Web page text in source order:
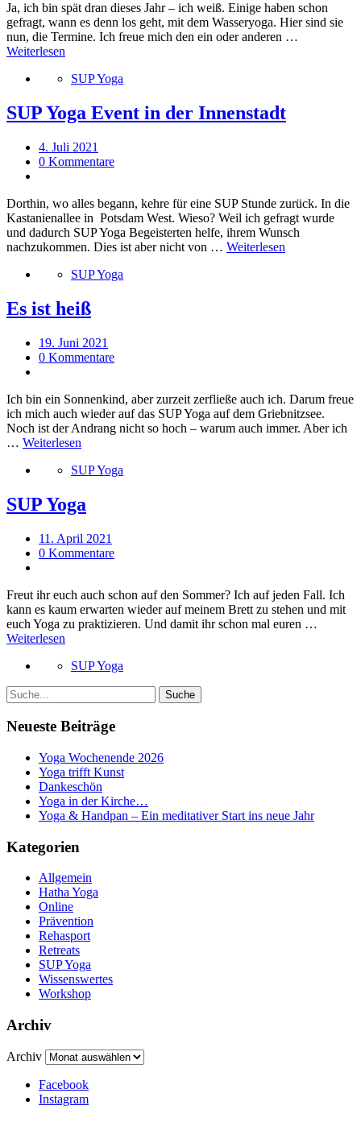
Ja, ich bin spät dran dieses Jahr – ich weiß. Einige haben schon
gefragt, wann es denn los geht, mit dem Wasseryoga. Hier sind sie
nun, die Termine. Ich freue mich den ein oder anderen …
Weiterlesen
SUP Yoga
SUP Yoga Event in der Innenstadt
4. Juli 2021
0 Kommentare
Dorthin, wo alles begann, kehre für eine SUP Stunde zurück. In die
Kastanienallee in Potsdam West. Wieso? Weil ich gefragt wurde
und dadurch SUP Yoga Begeisterten helfe, ihrem Wunsch
nachzukommen. Dies ist aber nicht von … Weiterlesen
SUP Yoga
Es ist heiß
19. Juni 2021
0 Kommentare
Ich bin ein Sonnenkind, aber zurzeit zerfließe auch ich. Darum freue
ich mich auch wieder auf das SUP Yoga auf dem Griebnitzsee.
Noch ist der Andrang nicht so hoch – warum auch immer. Aber ich
… Weiterlesen
SUP Yoga
SUP Yoga
11. April 2021
0 Kommentare
Freut ihr euch auch schon auf den Sommer? Ich auf jeden Fall. Ich
kann es kaum erwarten wieder auf meinem Brett zu stehen und mit
euch Yoga zu praktizieren. Und damit ihr schon mal euren …
Weiterlesen
SUP Yoga
Neueste Beiträge
Yoga Wochenende 2026
Yoga trifft Kunst
Dankeschön
Yoga in der Kirche…
Yoga & Handpan – Ein meditativer Start ins neue Jahr
Kategorien
Allgemein
Hatha Yoga
Online
Prävention
Rehasport
Retreats
SUP Yoga
Wissenswertes
Workshop
Archiv
Archiv
Facebook
Instagram